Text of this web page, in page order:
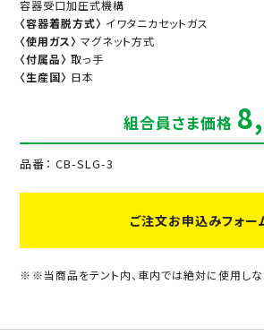
容器受口加圧式機構
〈容器着脱方式〉 イワタニカセットガス
〈使用ガス〉 マグネット方式
〈付属品〉 取っ手
〈生産国〉 日本
組合員さま価格
品番： CB-SLG-3
ご注文お申込みフォー
※当商品をテント内、車内では絶対に使用しな